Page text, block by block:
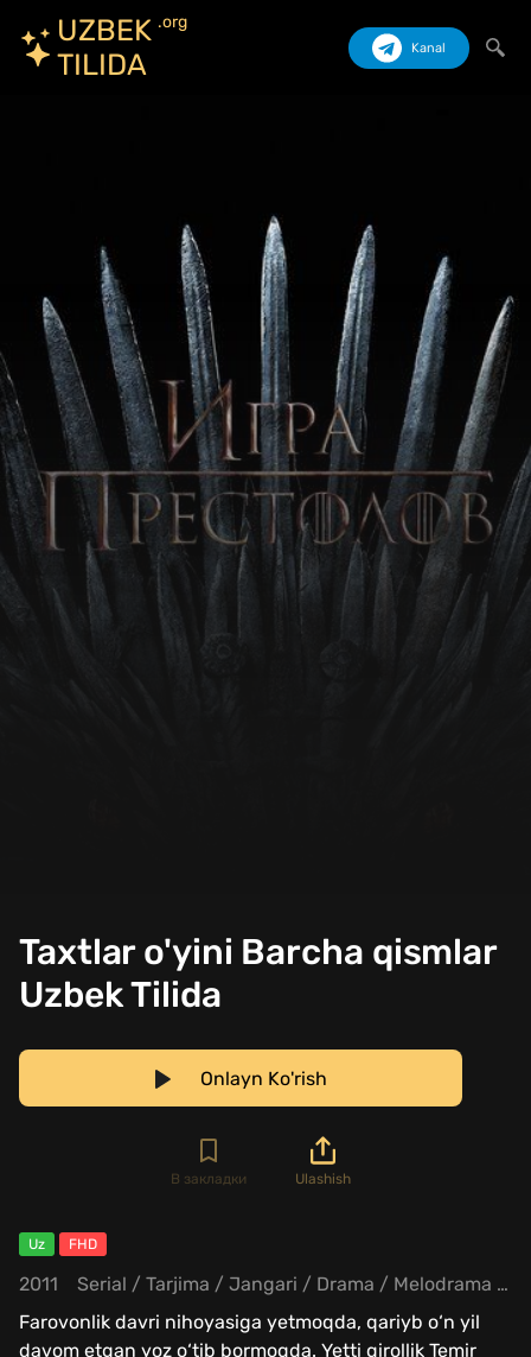
UZBEK
TILIDA
.org
Kanal
Taxtlar o'yini Barcha qismlar
Uzbek Tilida
Onlayn Ko'rish
В закладки Ulashish
Uz FHD
2011 Serial / Tarjima / Jangari / Drama / Melodrama
Farovonlik davri nihoyasiga yetmoqda, qariyb o‘n yil
davom etgan yoz o‘tib bormoqda. Yetti qirollik Temir